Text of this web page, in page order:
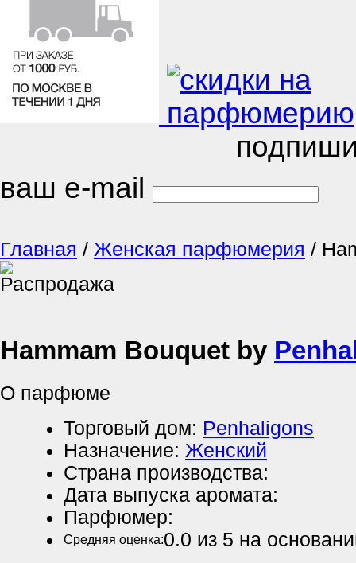
ваш e-mail
Главная / Женская парфюмерия /
Hammam Bouquet by
О парфюме
Торговый дом: Penhaligons
Назначение: Женский
Страна производства:
Дата выпуска аромата:
Парфюмер:
Средняя оценка:0.0 из 5 на